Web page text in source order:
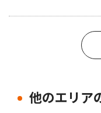
他のエリア